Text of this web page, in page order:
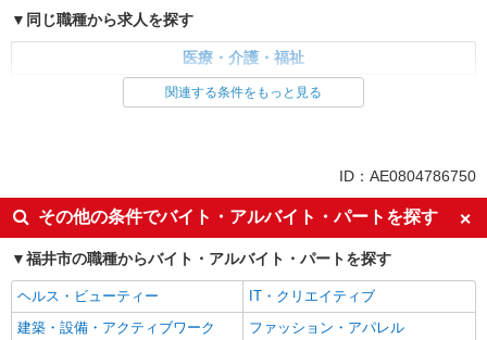
同じ職種から求人を探す
医療・介護・福祉
副業・WワークOK
交通費支給
社会保険あり
産休・育休取得実績あり
社員登用あり
関連する条件をもっと見る
ID：AE0804786750
その他の条件でバイト・アルバイト・パートを探す
福井市の職種からバイト・アルバイト・パートを探す
ヘルス・ビューティー
IT・クリエイティブ
建築・設備・アクティブワーク
ファッション・アパレル